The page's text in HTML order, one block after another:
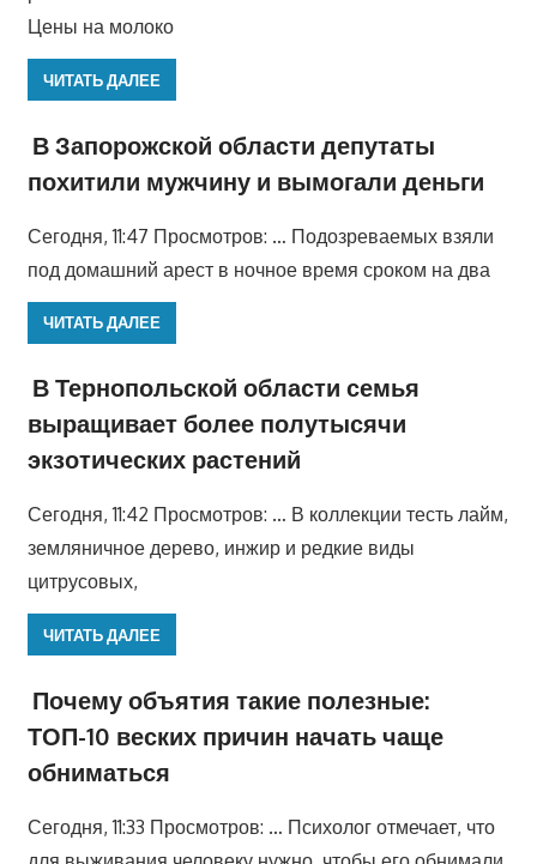
Цены на молоко
ЧИТАТЬ ДАЛЕЕ
В Запорожской области депутаты
похитили мужчину и вымогали деньги
Сегодня, 11:47 Просмотров: … Подозреваемых взяли
под домашний арест в ночное время сроком на два
ЧИТАТЬ ДАЛЕЕ
В Тернопольской области семья
выращивает более полутысячи
экзотических растений
Сегодня, 11:42 Просмотров: … В коллекции тесть лайм,
земляничное дерево, инжир и редкие виды
цитрусовых,
ЧИТАТЬ ДАЛЕЕ
Почему объятия такие полезные:
ТОП-10 веских причин начать чаще
обниматься
Сегодня, 11:33 Просмотров: … Психолог отмечает, что